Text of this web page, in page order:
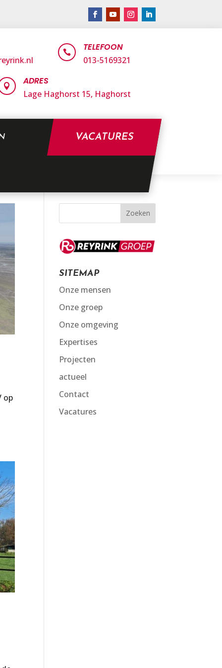
 TELEFOON
013-5169321
 ADRES
Lage Haghorst 15, Haghorst
VACATURES
op
SITEMAP
Onze mensen
Onze groep
Onze omgeving
Expertises
Projecten
actueel
Contact
Vacatures